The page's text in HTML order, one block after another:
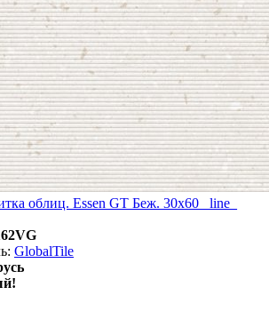
облиц. Essen GT Беж. 30x60 _line_
GlobalTile